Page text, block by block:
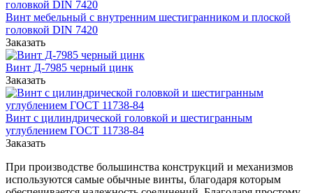
Винт мебельный с внутренним шестигранником и плоской
головкой DIN 7420
Заказать
Винт Д-7985 черный цинк
Заказать
Винт с цилиндрической головкой и шестигранным
углублением ГОСТ 11738-84
Заказать
При производстве большинства конструкций и механизмов
используются самые обычные винты, благодаря которым